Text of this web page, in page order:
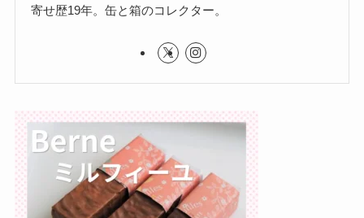
寄せ歴19年。缶と箱のコレクター。